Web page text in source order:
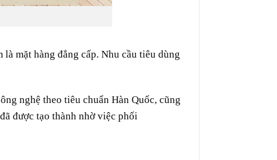
là mặt hàng đẳng cấp. Nhu cầu tiêu dùng
nghệ theo tiêu chuẩn Hàn Quốc, cũng
đã được tạo thành nhờ việc phối